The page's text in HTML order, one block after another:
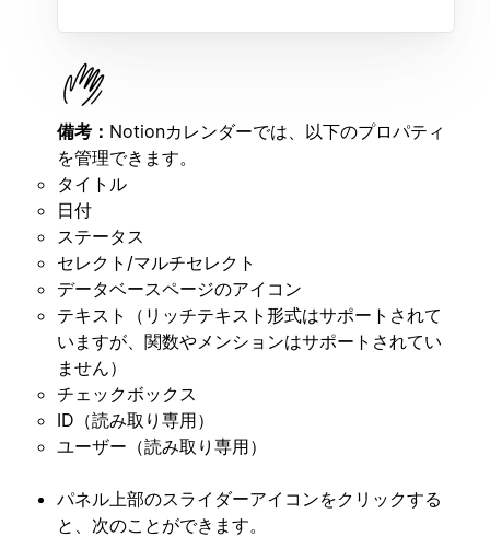
備考： Notionカレンダーでは、以下のプロパティ
を管理できます。
タイトル
日付
ステータス
セレクト/マルチセレクト
データベースページのアイコン
テキスト（リッチテキスト形式はサポートされて
いますが、関数やメンションはサポートされてい
ません）
チェックボックス
ID（読み取り専用）
ユーザー（読み取り専用）
パネル上部のスライダーアイコンをクリックする
と、次のことができます。